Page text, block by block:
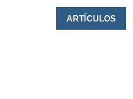
ARTÍCULOS